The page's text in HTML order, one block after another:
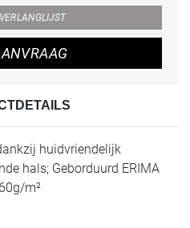
huidvriendelijk
hals; Geborduurd ERIMA
m²